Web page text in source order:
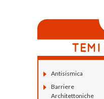
Antisismica
Barriere
Architettoniche